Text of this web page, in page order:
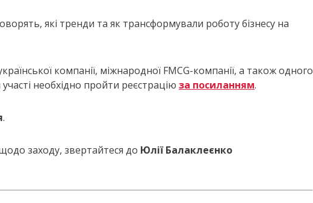
які тренди та як трансформували роботу бізнесу на
компанії, міжнародної FMCG-компанії, а також одного
необхідно пройти реєстрацію за посиланням.
.
заходу, звертайтеся до Юлії Балаклеєнко